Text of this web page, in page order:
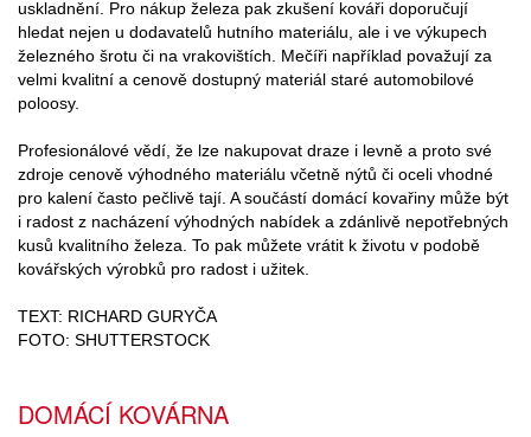
uskladnění. Pro nákup železa pak zkušení kováři doporučují
hledat nejen u dodavatelů hutního materiálu, ale i ve výkupech
železného šrotu či na vrakovištích. Mečíři například považují za
velmi kvalitní a cenově dostupný materiál staré automobilové
poloosy.
Profesionálové vědí, že lze nakupovat draze i levně a proto své
zdroje cenově výhodného materiálu včetně nýtů či oceli vhodné
pro kalení často pečlivě tají. A součástí domácí kovařiny může být
i radost z nacházení výhodných nabídek a zdánlivě nepotřebných
kusů kvalitního železa. To pak můžete vrátit k životu v podobě
kovářských výrobků pro radost i užitek.
TEXT: RICHARD GURYČA
FOTO: SHUTTERSTOCK
DOMÁCÍ KOVÁRNA